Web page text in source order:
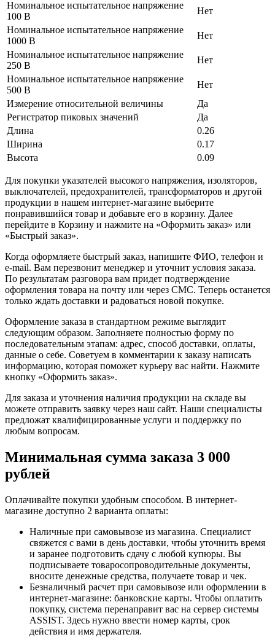
Номинальное испытательное напряжение
100 В
Нет
Номинальное испытательное напряжение
1000 В
Нет
Номинальное испытательное напряжение
250 В
Нет
Номинальное испытательное напряжение
500 В
Нет
Измерение относительной величины
Да
Регистратор пиковых значений
Да
Длина
0.26
Ширина
0.17
Высота
0.09
Для покупки указателей высокого напряжения, изоляторов,
выключателей, предохранителей, трансформаторов и другой
продукции в нашем интернет-магазине выберите
понравившийся товар и добавьте его в корзину. Далее
перейдите в Корзину и нажмите на «Оформить заказ» или
«Быстрый заказ».
Когда оформляете быстрый заказ, напишите ФИО, телефон и
e-mail. Вам перезвонит менеджер и уточнит условия заказа.
По результатам разговора вам придет подтверждение
оформления товара на почту или через СМС. Теперь останется
только ждать доставки и радоваться новой покупке.
Оформление заказа в стандартном режиме выглядит
следующим образом. Заполняете полностью форму по
последовательным этапам: адрес, способ доставки, оплаты,
данные о себе. Советуем в комментарии к заказу написать
информацию, которая поможет курьеру вас найти. Нажмите
кнопку «Оформить заказ».
Для заказа и уточнения наличия продукции на складе вы
можете отправить заявку через наш сайт. Наши специалисты
предложат квалифицированные услуги и поддержку по
любым вопросам.
Минимальная сумма заказа 3 000
рублей
Оплачивайте покупки удобным способом. В интернет-
магазине доступно 2 варианта оплаты:
Наличные при самовывозе из магазина. Специалист
свяжется с вами в день доставки, чтобы уточнить время
и заранее подготовить сдачу с любой купюры. Вы
подписываете товаросопроводительные документы,
вносите денежные средства, получаете товар и чек.
Безналичный расчет при самовывозе или оформлении в
интернет-магазине: банковские карты. Чтобы оплатить
покупку, система перенаправит вас на сервер системы
ASSIST. Здесь нужно ввести номер карты, срок
действия и имя держателя.